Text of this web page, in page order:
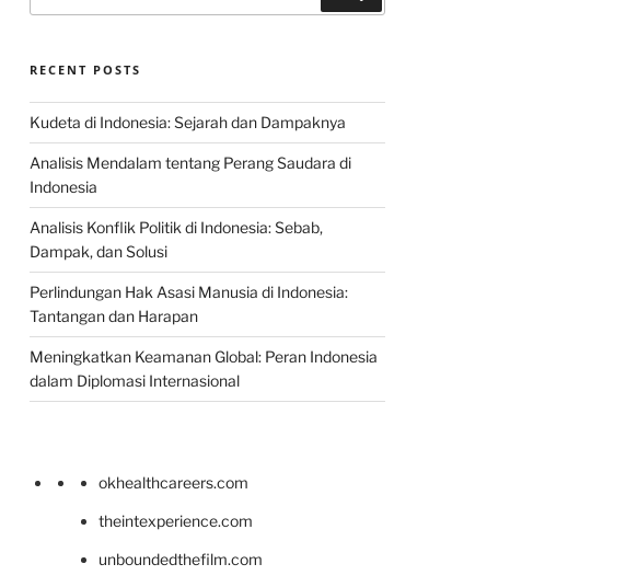
RECENT POSTS
Kudeta di Indonesia: Sejarah dan Dampaknya
Analisis Mendalam tentang Perang Saudara di
Indonesia
Analisis Konflik Politik di Indonesia: Sebab,
Dampak, dan Solusi
Perlindungan Hak Asasi Manusia di Indonesia:
Tantangan dan Harapan
Meningkatkan Keamanan Global: Peran Indonesia
dalam Diplomasi Internasional
okhealthcareers.com
theintexperience.com
unboundedthefilm.com